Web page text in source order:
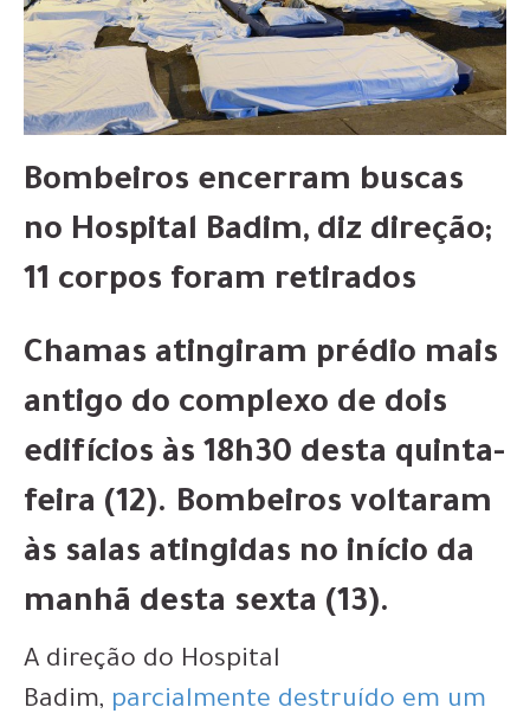
Bombeiros encerram buscas
no Hospital Badim, diz direção;
11 corpos foram retirados
Chamas atingiram prédio mais
antigo do complexo de dois
edifícios às 18h30 desta quinta-
feira (12). Bombeiros voltaram
às salas atingidas no início da
manhã desta sexta (13).
A direção do Hospital
Badim, parcialmente destruído em um